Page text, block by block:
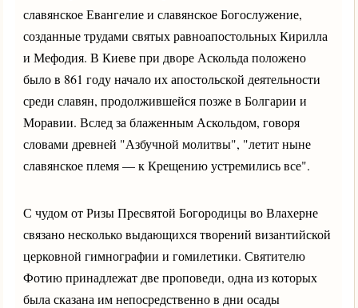
славянское Евангелие и славянское Богослужение,
созданные трудами святых равноапостольных Кирилла
и Мефодия. В Киеве при дворе Аскольда положено
было в 861 году начало их апостольской деятельности
среди славян, продолжившейся позже в Болгарии и
Моравии. Вслед за блаженным Аскольдом, говоря
словами древней "Азбучной молитвы", "летит ныне
славянское племя — к Крещению устремились все".
С чудом от Ризы Пресвятой Богородицы во Влахерне
связано несколько выдающихся творений византийской
церковной гимнографии и гомилетики. Святителю
Фотию принадлежат две проповеди, одна из которых
была сказана им непосредственно в дни осады